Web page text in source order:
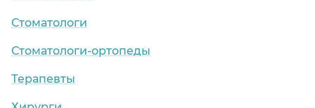
Стоматологи
Стоматологи-ортопеды
Терапевты